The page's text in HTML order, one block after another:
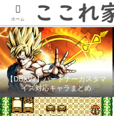
YouTubeチャン
【DBXV2】パートナーカスタマ
イズ対応キャラまとめ
ホーム